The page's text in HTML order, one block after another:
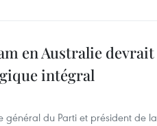
en Australie devrait
intégral
général du Parti et président de la